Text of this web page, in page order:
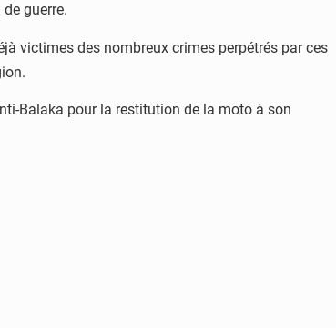
guerre.
victimes des nombreux crimes perpétrés par ces
Balaka pour la restitution de la moto à son